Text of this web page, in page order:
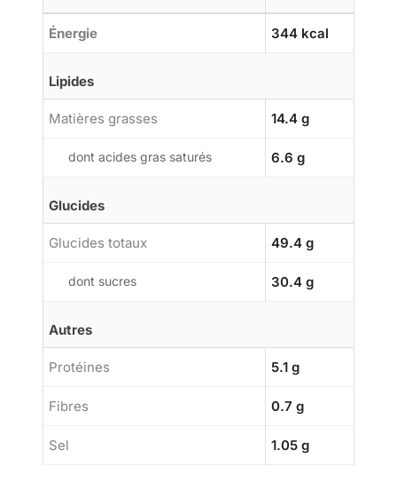
Énergie 344 kcal
Lipides
Matières grasses 14.4 g
dont acides gras saturés 6.6 g
Glucides
Glucides totaux 49.4 g
dont sucres 30.4 g
Autres
Protéines 5.1 g
Fibres 0.7 g
Sel 1.05 g